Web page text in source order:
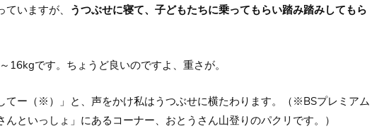
いますが、
うつぶせに寝て、子どもたちに乗ってもらい踏み踏みしてもら
16kgです。ちょうど良いのですよ、重さが。
てー（※）」と、声をかけ私はうつぶせに横たわります。（※BSプレミアム
といっしょ」にあるコーナー、おとうさん山登りのパクリです。）